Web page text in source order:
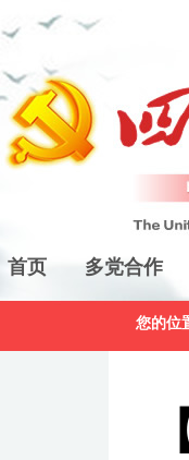
首页 多党合作
您的位